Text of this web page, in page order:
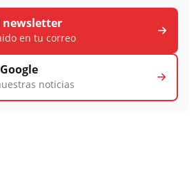
newsletter
en tu correo
noticias